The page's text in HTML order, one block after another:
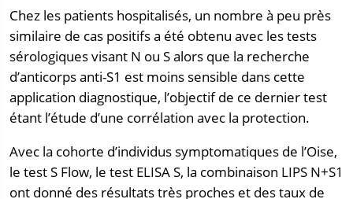
Chez les patients hospitalisés, un nombre à peu près
similaire de cas positifs a été obtenu avec les tests
sérologiques visant N ou S alors que la recherche
d’anticorps anti-S1 est moins sensible dans cette
application diagnostique, l’objectif de ce dernier test
étant l’étude d’une corrélation avec la protection.
Avec la cohorte d’individus symptomatiques de l’Oise,
le test S Flow, le test ELISA S, la combinaison LIPS N+S1
ont donné des résultats très proches et des taux de